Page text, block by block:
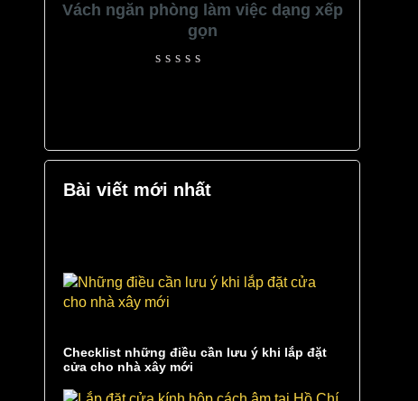
Vách ngăn phòng làm việc dạng xếp
gọn
Bài viết mới nhất
Checklist những điều cần lưu ý khi lắp đặt
cửa cho nhà xây mới